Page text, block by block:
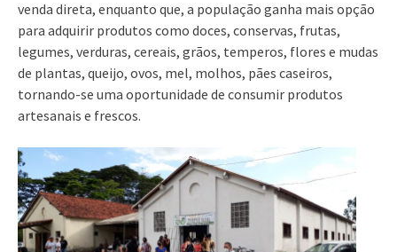
venda direta, enquanto que, a população ganha mais opção
para adquirir produtos como doces, conservas, frutas,
legumes, verduras, cereais, grãos, temperos, flores e mudas
de plantas, queijo, ovos, mel, molhos, pães caseiros,
tornando-se uma oportunidade de consumir produtos
artesanais e frescos.